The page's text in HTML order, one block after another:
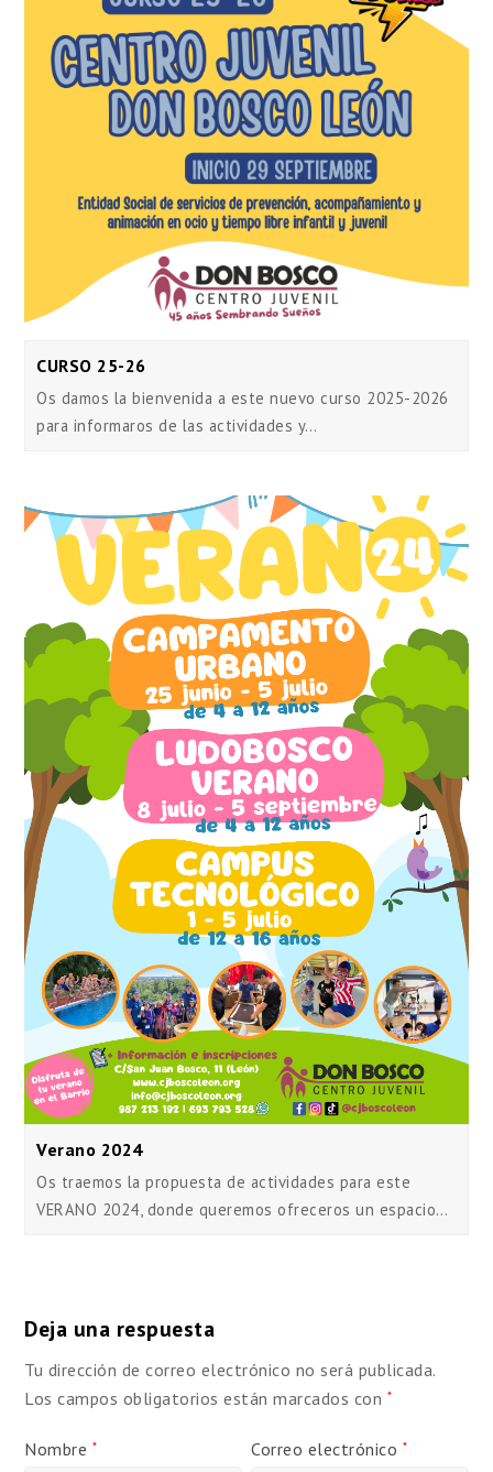
CURSO 25-26
Os damos la bienvenida a este nuevo curso 2025-2026
para informaros de las actividades y…
Verano 2024
Os traemos la propuesta de actividades para este
VERANO 2024, donde queremos ofreceros un espacio…
Deja una respuesta
Tu dirección de correo electrónico no será publicada.
Los campos obligatorios están marcados con *
Nombre * Correo electrónico *